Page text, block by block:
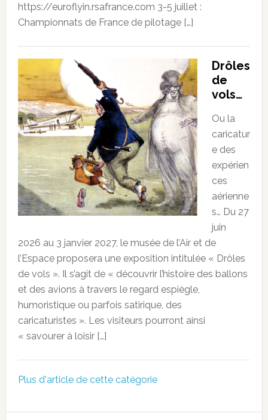
https://euroflyin.rsafrance.com 3-5 juillet :
Championnats de France de pilotage […]
Drôles
de
vols…
Ou la
caricatur
e des
expérien
ces
aérienne
s… Du 27
juin
2026 au 3 janvier 2027, le musée de l’Air et de
l’Espace proposera une exposition intitulée « Drôles
de vols ». Il s’agit de « découvrir l’histoire des ballons
et des avions à travers le regard espiègle,
humoristique ou parfois satirique, des
caricaturistes ». Les visiteurs pourront ainsi
« savourer à loisir […]
Plus d'article de cette catégorie